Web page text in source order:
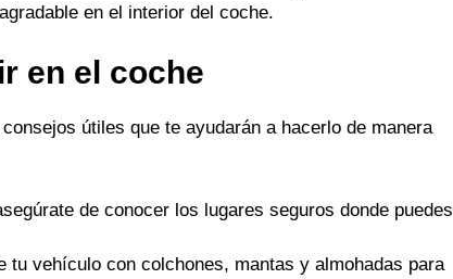
en el interior del coche.
en el coche
útiles que te ayudarán a hacerlo de manera
de conocer los lugares seguros donde puedes
tu vehículo con colchones, mantas y almohadas para